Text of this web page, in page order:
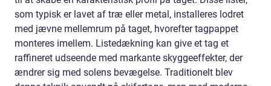
som typisk er lavet af træ eller metal, installeres lodret
med jævne mellemrum på taget, hvorefter tagpappet
monteres imellem. Listedækning kan give et tag et
raffineret udseende med markante skyggeeffekter, der
ændrer sig med solens bevægelse. Traditionelt blev